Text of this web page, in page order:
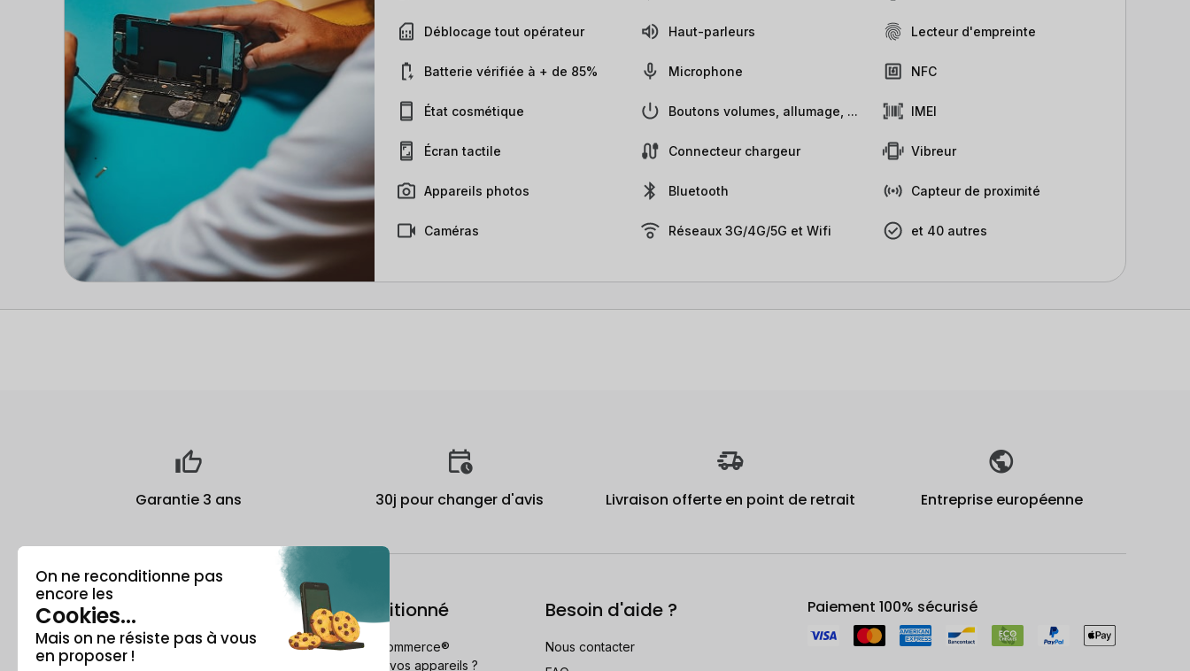
Déblocage tout opérateur
Batterie vérifiée à + de 85%
État cosmétique
Écran tactile
Appareils photos
Caméras
Haut-parleurs
Microphone
Boutons volumes, allumage, ...
Connecteur chargeur
Bluetooth
Réseaux 3G/4G/5G et Wifi
Lecteur d'empreinte
NFC
IMEI
Vibreur
Capteur de proximité
et 40 autres
Garantie 3 ans 30j pour changer d'avis Livraison offerte en point de retrait Entreprise européenne
À propos
Qui est Recommerce® ?
Le reconditionné
Comment Recommerce®
reconditionne vos appareils ?
Besoin d'aide ?
Nous contacter
Paiement 100% sécurisé